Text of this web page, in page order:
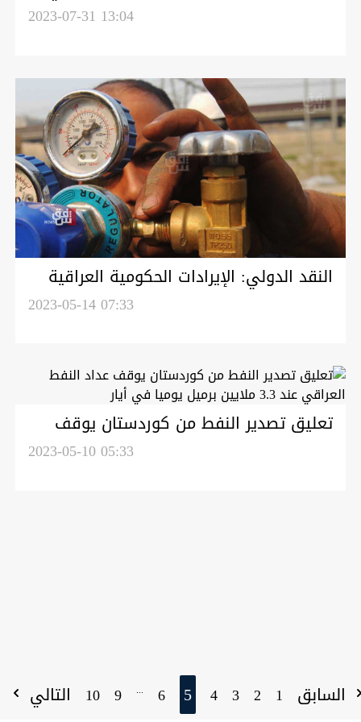
أشهر وخبير يحذر من الاقتصاد الريعي
2023-07-31 13:04
النقد الدولي: الإيرادات الحكومية العراقية
2023-05-14 07:33
تعليق تصدير النفط من كوردستان يوقف
عداد النفط العراقي عند 3.3 ملايين برميل
2023-05-10 05:33
السابق 1
2
3
4
5
6
...
9
10 التالي